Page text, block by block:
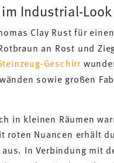
Industrial-
Clay Rust für
an Rost und
Geschirr
sowie großen
in kleinen Räumen
roten Nuancen erhält
In Verbindung mit